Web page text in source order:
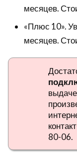
месяцев.
«Плюс 10».
месяцев.
80-06.